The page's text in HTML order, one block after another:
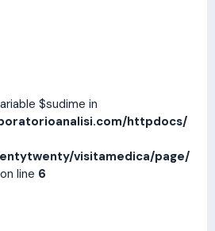
$sudime in
httpdocs/
visitamedica/page/
on line 6